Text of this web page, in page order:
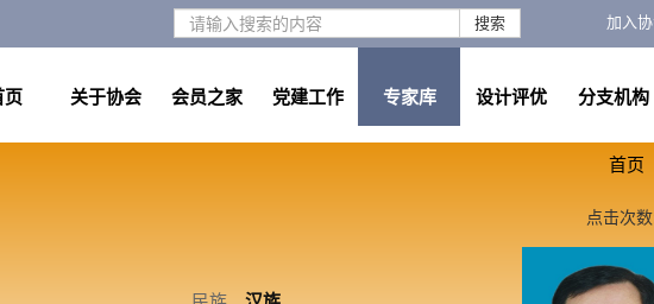
搜索 加入
页 关于协会 会员之家 党建工作 专家库 设计评优 分支机构
首页
点击次